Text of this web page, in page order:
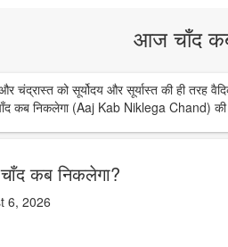
आज चाँद
को सूर्योदय और सूर्यास्त की ही तरह
कब निकलेगा (Aaj Kab Niklega Chand)
कब निकलेगा?
6, 2026